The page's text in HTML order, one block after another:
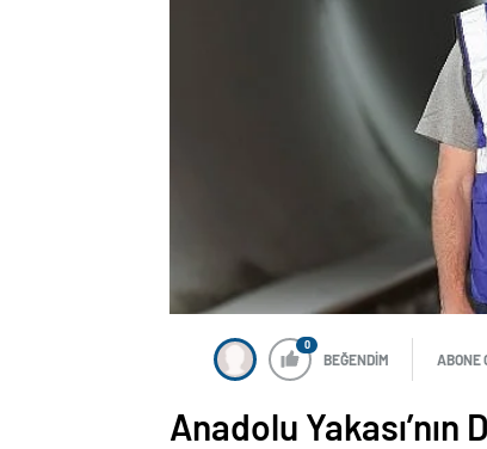
0
BEĞENDİM ABONE
Anadolu